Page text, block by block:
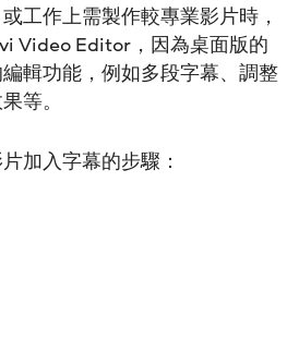
工作上需製作較專業影片時，
Video Editor，因為桌面版的
輯功能，例如多段字幕、調整
等。
加入字幕的步驟：